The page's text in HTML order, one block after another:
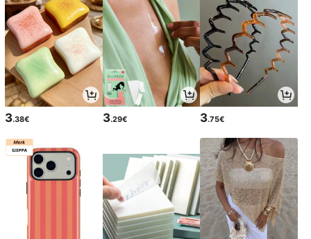
3.38€ 3.29€ 3.75€